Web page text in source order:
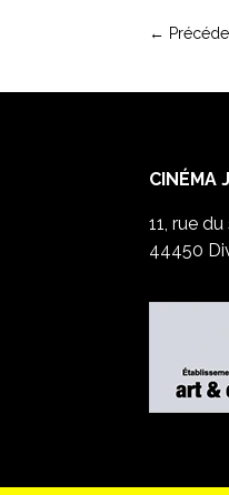
←
CINÉMA
11, rue
44450